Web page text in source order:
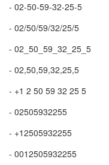
- 02-50-59-32-25-5
- 02/50/59/32/25/5
- 02_50_59_32_25_5
- 02,50,59,32,25,5
- +1 2 50 59 32 25 5
- 02505932255
- +12505932255
- 0012505932255